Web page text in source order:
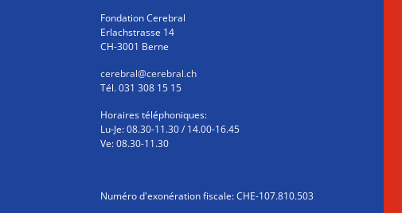
Fondation Cerebral
Erlachstrasse 14
CH-3001 Berne
cerebral@cerebral.ch
Tél. 031 308 15 15
Horaires téléphoniques:
Lu-Je: 08.30-11.30 / 14.00-16.45
Ve: 08.30-11.30
Numéro d'exonération fiscale: CHE-107.810.503